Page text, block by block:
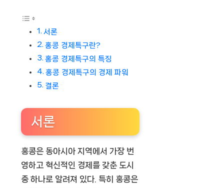
서론
홍콩 경제특구란?
홍콩 경제특구의 특징
홍콩 경제특구의 경제 파워
결론
서론
홍콩은 동아시아 지역에서 가장 번
영하고 혁신적인 경제를 갖춘 도시
중 하나로 알려져 있다. 특히 홍콩은